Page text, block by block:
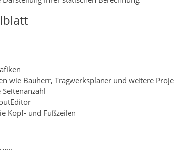
wie Bauherr, Tragwerksplaner und weitere
Kopf‑und Fußzeilen